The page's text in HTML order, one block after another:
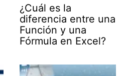
¿Cuál es la
diferencia entre una
Función y una
Fórmula en Excel?